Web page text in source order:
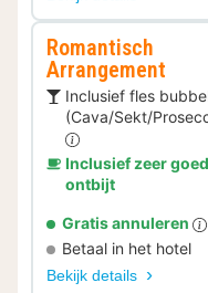
Romantisch
Arrangement
Inclusief fles
(Cava/Sekt/
Inclusief zeer goed
ontbijt
Gratis annuleren
Betaal in het hotel
Bekijk details